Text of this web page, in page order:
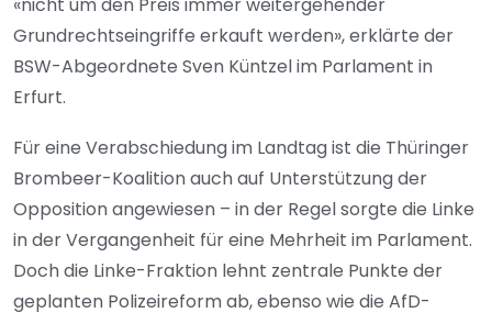
Grundrechtseingriffe erkauft werden», erklärte der
BSW-Abgeordnete Sven Küntzel im Parlament in
Erfurt.
Für eine Verabschiedung im Landtag ist die Thüringer
Brombeer-Koalition auch auf Unterstützung der
Opposition angewiesen – in der Regel sorgte die Linke
in der Vergangenheit für eine Mehrheit im Parlament.
Doch die Linke-Fraktion lehnt zentrale Punkte der
geplanten Polizeireform ab, ebenso wie die AfD-